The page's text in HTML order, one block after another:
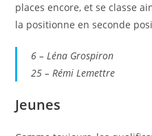
places encore, et se classe
la positionne en seconde
6 – Léna Grospiron
25 – Rémi Lemettre
Jeunes